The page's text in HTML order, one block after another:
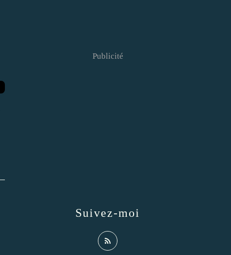
Suivez-moi
Publicité